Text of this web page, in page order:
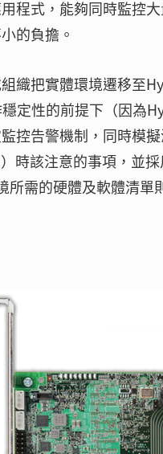
程式，能夠同時監控
的負擔。
織把實體環境遷移至
定性的前提下（因為
控告警機制，同時模
時該注意的事項，並
所需的硬體及軟體清單